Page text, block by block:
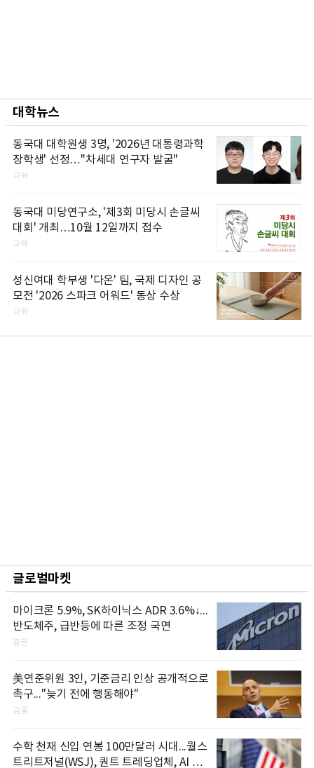
대학뉴스
동국대 대학원생 3명, '2026년 대통령과학
장학생' 선정…"차세대 연구자 발굴"
교육
동국대 미당연구소, '제3회 미당시 손글씨
대회' 개최…10월 12일까지 접수
교육
성신여대 학부생 '다온' 팀, 국제 디자인 공
모전 '2026 스파크 어워드' 동상 수상
교육
글로벌마켓
마이크론 5.9%, SK하이닉스 ADR 3.6%↓...
반도체주, 급반등에 따른 조정 국면
증권
美연준위원 3인, 기준금리 인상 공개적으로
촉구..."늦기 전에 행동해야"
금융
수학 천재 신입 연봉 100만달러 시대...월스
트리트저널(WSJ), 퀀트 트레딩업체, AI 기